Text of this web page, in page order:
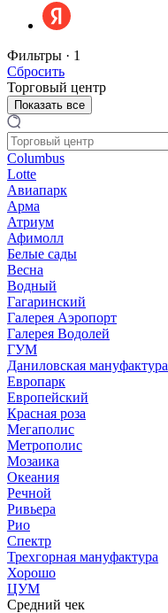
Фильтры · 1
Сбросить
Торговый центр
Показать все
Columbus
Lotte
Авиапарк
Арма
Атриум
Афимолл
Белые сады
Весна
Водный
Гагаринский
Галерея Аэропорт
Галерея Водолей
ГУМ
Даниловская мануфактура
Европарк
Европейский
Красная роза
Мегаполис
Метрополис
Мозаика
Океания
Речной
Ривьера
Рио
Спектр
Трехгорная мануфактура
Хорошо
ЦУМ
Средний чек